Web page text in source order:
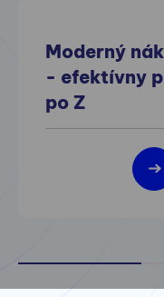
Moderný
- efektívny
po Z